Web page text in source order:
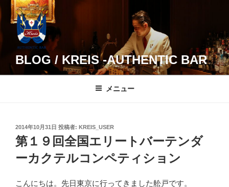
コ
BLOG / KREIS -AUTHENTIC BAR
メニュー
投
稿
日:
2014年10月31日 投稿者: KREIS_USER
第１９回全国エリートバーテンダ
ーカクテルコンペティション
こんにちは。先日東京に行ってきました舩戸です。